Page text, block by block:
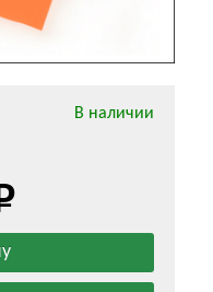
В наличии